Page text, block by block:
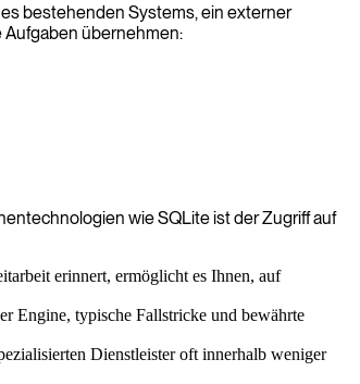
bestehenden Systems, ein externer
Aufgaben übernehmen:
wie SQLite ist der Zugriff auf
erinnert, ermöglicht es Ihnen, auf
Engine, typische Fallstricke und bewährte
Dienstleister oft innerhalb weniger